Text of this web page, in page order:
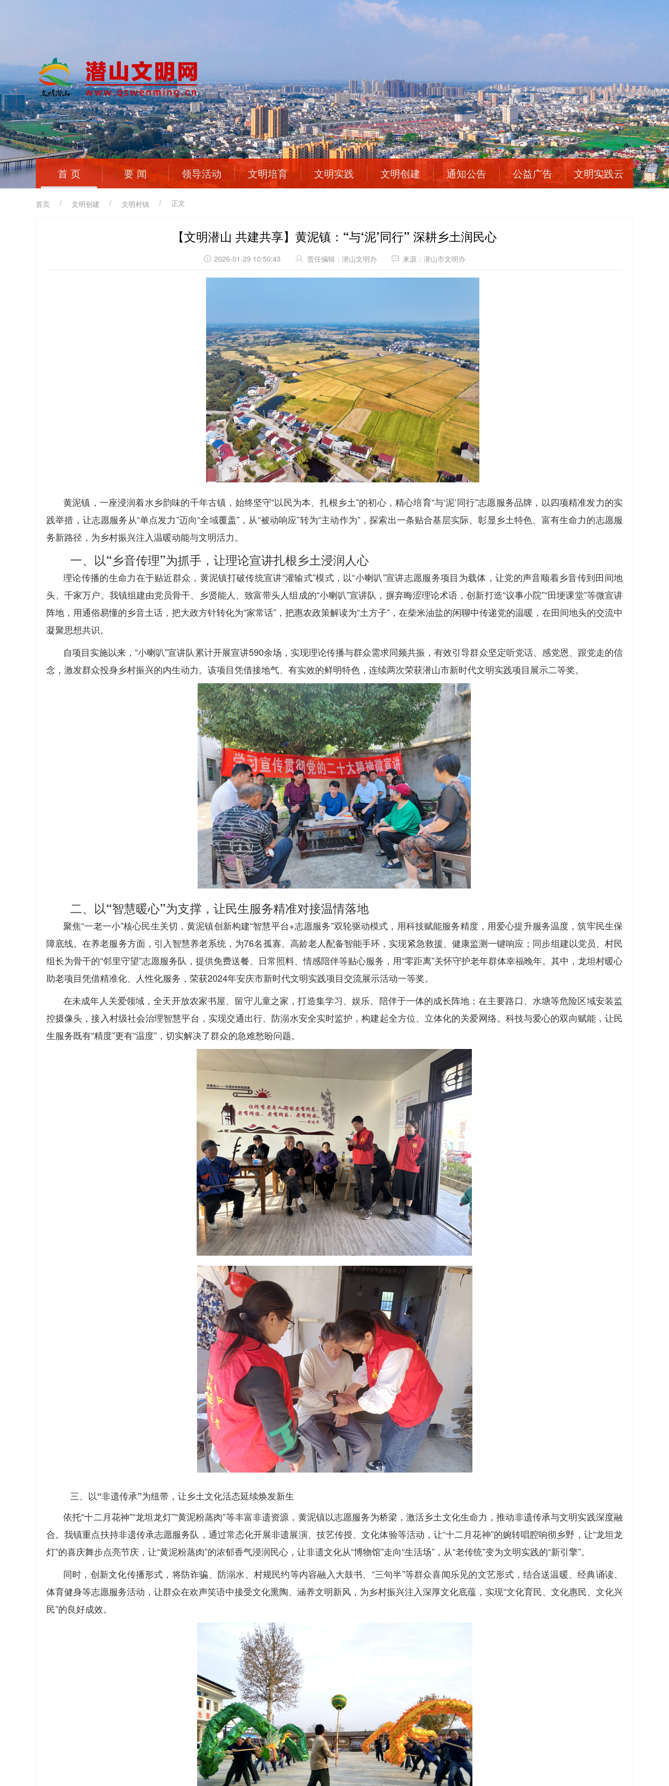
首 页 要 闻 领导活动 文明培育 文明实践 文明创建 通知公告 公益广告
文明实践云
首页 / 文明创建 / 文明村镇 / 正文
【文明潜山 共建共享】黄泥镇：“与‘泥’同行” 深耕乡土润民心
2026-01-29 10:50:43 责任编辑：潜山文明办 来源：潜山市文明办
黄泥镇，一座浸润着水乡韵味的千年古镇，始终坚守“以民为本、扎根乡土”的初心，精心培育“与‘泥’同行”志愿服务品牌，以四项精准发力的实
践举措，让志愿服务从“单点发力”迈向“全域覆盖”，从“被动响应”转为“主动作为”，探索出一条贴合基层实际、彰显乡土特色、富有生命力的志愿服
务新路径，为乡村振兴注入温暖动能与文明活力。
一、以“乡音传理”为抓手，让理论宣讲扎根乡土浸润人心
理论传播的生命力在于贴近群众，黄泥镇打破传统宣讲“灌输式”模式，以“小喇叭”宣讲志愿服务项目为载体，让党的声音顺着乡音传到田间地
头、千家万户。我镇组建由党员骨干、乡贤能人、致富带头人组成的“小喇叭”宣讲队，摒弃晦涩理论术语，创新打造“议事小院”“田埂课堂”等微宣讲
阵地，用通俗易懂的乡音土话，把大政方针转化为“家常话”，把惠农政策解读为“土方子”，在柴米油盐的闲聊中传递党的温暖，在田间地头的交流中
凝聚思想共识。
自项目实施以来，“小喇叭”宣讲队累计开展宣讲590余场，实现理论传播与群众需求同频共振，有效引导群众坚定听党话、感党恩、跟党走的信
念，激发群众投身乡村振兴的内生动力。该项目凭借接地气、有实效的鲜明特色，连续两次荣获潜山市新时代文明实践项目展示二等奖。
二、以“智慧暖心”为支撑，让民生服务精准对接温情落地
聚焦“一老一小”核心民生关切，黄泥镇创新构建“智慧平台+志愿服务”双轮驱动模式，用科技赋能服务精度，用爱心提升服务温度，筑牢民生保
障底线。在养老服务方面，引入智慧养老系统，为76名孤寡、高龄老人配备智能手环，实现紧急救援、健康监测一键响应；同步组建以党员、村民
组长为骨干的“邻里守望”志愿服务队，提供免费送餐、日常照料、情感陪伴等贴心服务，用“零距离”关怀守护老年群体幸福晚年。其中，龙坦村暖心
助老项目凭借精准化、人性化服务，荣获2024年安庆市新时代文明实践项目交流展示活动一等奖。
在未成年人关爱领域，全天开放农家书屋、留守儿童之家，打造集学习、娱乐、陪伴于一体的成长阵地；在主要路口、水塘等危险区域安装监
控摄像头，接入村级社会治理智慧平台，实现交通出行、防溺水安全实时监护，构建起全方位、立体化的关爱网络。科技与爱心的双向赋能，让民
生服务既有“精度”更有“温度”，切实解决了群众的急难愁盼问题。
三、以“非遗传承”为纽带，让乡土文化活态延续焕发新生
依托“十二月花神”“龙坦龙灯”“黄泥粉蒸肉”等丰富非遗资源，黄泥镇以志愿服务为桥梁，激活乡土文化生命力，推动非遗传承与文明实践深度融
合。我镇重点扶持非遗传承志愿服务队，通过常态化开展非遗展演、技艺传授、文化体验等活动，让“十二月花神”的婉转唱腔响彻乡野，让“龙坦龙
灯”的喜庆舞步点亮节庆，让“黄泥粉蒸肉”的浓郁香气浸润民心，让非遗文化从“博物馆”走向“生活场”，从“老传统”变为文明实践的“新引擎”。
同时，创新文化传播形式，将防诈骗、防溺水、村规民约等内容融入大鼓书、“三句半”等群众喜闻乐见的文艺形式，结合送温暖、经典诵读、
体育健身等志愿服务活动，让群众在欢声笑语中接受文化熏陶、涵养文明新风，为乡村振兴注入深厚文化底蕴，实现“文化育民、文化惠民、文化兴
民”的良好成效。